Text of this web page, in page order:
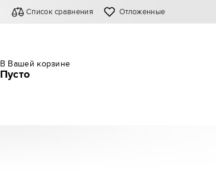
Список сравнения Отложенные
В Вашей корзине
Пусто